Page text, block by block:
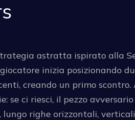
astratta ispirato alla
inizia posizionando
creando un primo
se ci riesci, il pezzo
righe orizzontali,